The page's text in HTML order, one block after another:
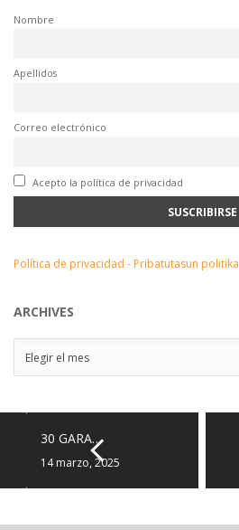
Nombre
Apellidos
Correo electrónico
Acepto la política de privacidad
Política de privacidad - Pribatutasun politika
ARCHIVES
Elegir el mes
30 GARA…
14 marzo, 2025